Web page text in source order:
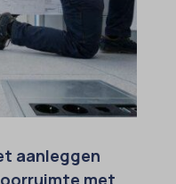
aanleggen
met